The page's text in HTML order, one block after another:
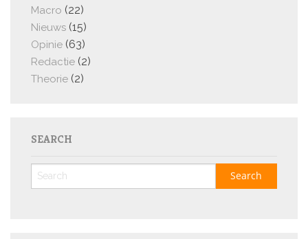
Macro (22)
Nieuws (15)
Opinie (63)
Redactie (2)
Theorie (2)
SEARCH